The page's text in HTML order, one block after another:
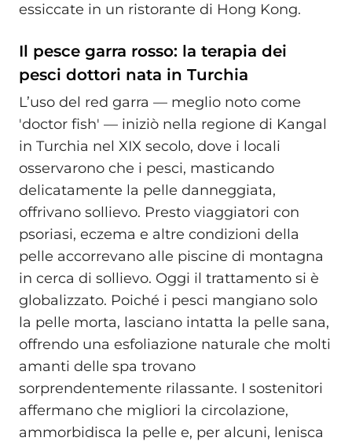
essiccate in un ristorante di Hong Kong.
Il pesce garra rosso: la terapia dei
pesci dottori nata in Turchia
L’uso del red garra — meglio noto come
'doctor fish' — iniziò nella regione di Kangal
in Turchia nel XIX secolo, dove i locali
osservarono che i pesci, masticando
delicatamente la pelle danneggiata,
offrivano sollievo. Presto viaggiatori con
psoriasi, eczema e altre condizioni della
pelle accorrevano alle piscine di montagna
in cerca di sollievo. Oggi il trattamento si è
globalizzato. Poiché i pesci mangiano solo
la pelle morta, lasciano intatta la pelle sana,
offrendo una esfoliazione naturale che molti
amanti delle spa trovano
sorprendentemente rilassante. I sostenitori
affermano che migliori la circolazione,
ammorbidisca la pelle e, per alcuni, lenisca